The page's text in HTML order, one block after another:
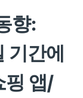
향:
기간에
핑 앱/